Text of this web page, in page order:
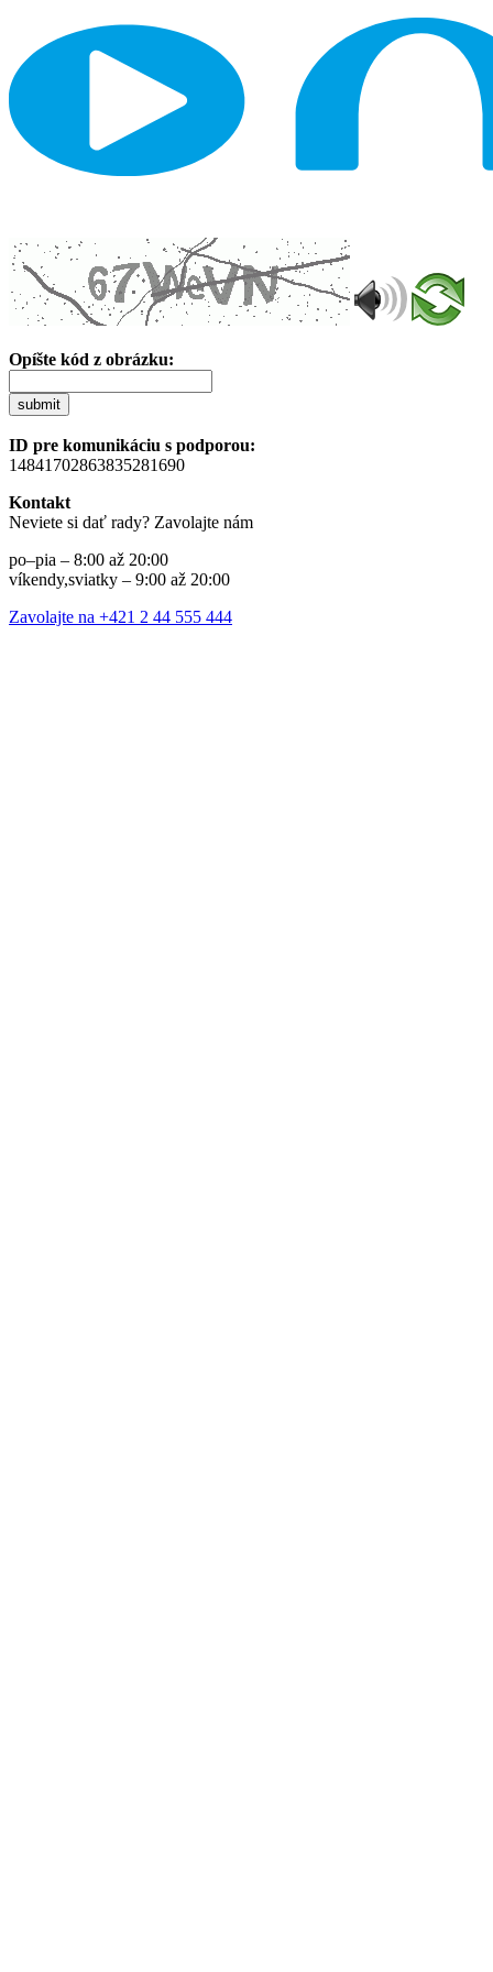
Opíšte kód z obrázku:
submit
ID pre komunikáciu s podporou:
14841702863835281690
Kontakt
Neviete si dať rady? Zavolajte nám
po–pia – 8:00 až 20:00
víkendy,sviatky – 9:00 až 20:00
Zavolajte na +421 2 44 555 444